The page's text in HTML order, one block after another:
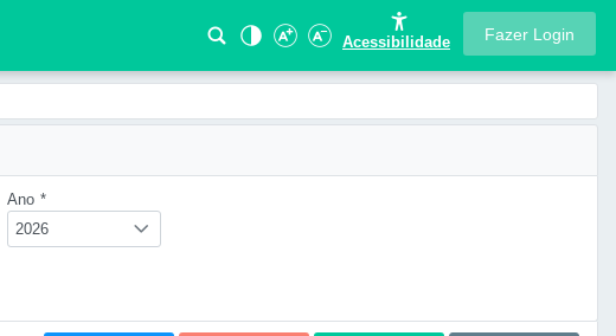
Acessibilidade Fazer Login
Ano *
2026